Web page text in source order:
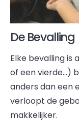
De Bevalling
Elke bevalling is
of een vierde…)
anders dan een
verloopt de
makkelijker.